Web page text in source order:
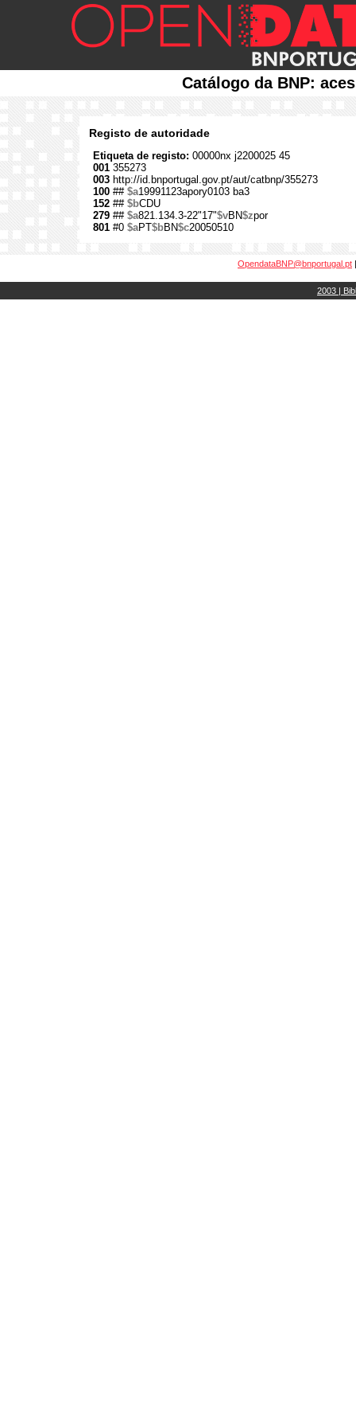
Catálogo da BNP:
Registo de autoridade
Etiqueta de registo: 00000nx j2200025 45
001 355273
003 http://id.bnportugal.gov.pt/aut/catbnp/355273
100 ## $a19991123apory0103 ba3
152 ## $bCDU
279 ## $a821.134.3-22"17"$vBN$zpor
801 #0 $aPT$bBN$c20050510
OpendataBNP@bnportugal.pt
2003 |